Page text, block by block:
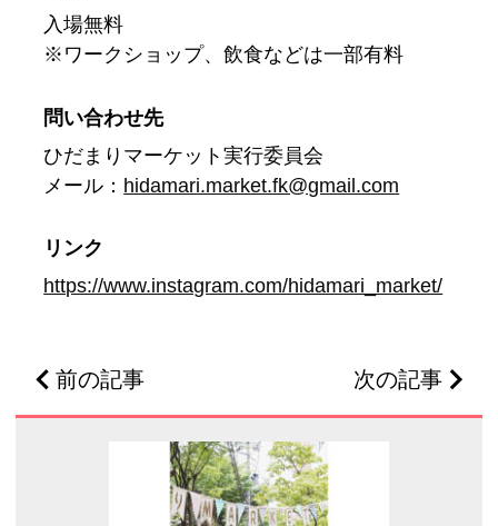
入場無料
※ワークショップ、飲食などは一部有料
問い合わせ先
ひだまりマーケット実行委員会
メール： hidamari.market.fk@gmail.com
リンク
https://www.instagram.com/hidamari_market/
前の記事 次の記事